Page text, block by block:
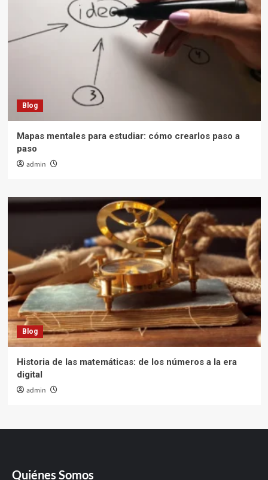
Blog
Mapas mentales para estudiar: cómo crearlos paso a
paso
admin
Blog
Historia de las matemáticas: de los números a la era
digital
admin
Quiénes Somos